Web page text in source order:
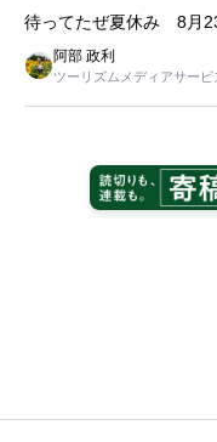
待ってたぜ夏休み 8月
阿部 政利
ツーリズムメディアサービ